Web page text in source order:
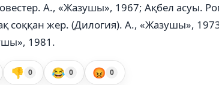
А., «Жазушы», 1967; Ақбел асуы.
соққан жер. (Дилогия). А., «Жазушы»,
1981.
👎 0 😂 0 😡 0